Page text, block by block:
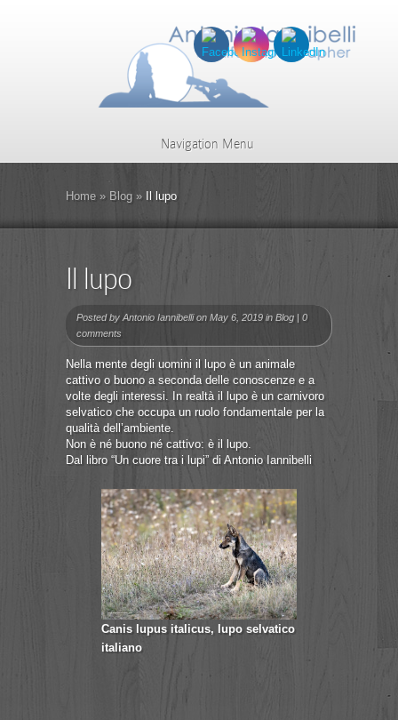
Navigation Menu
Home » Blog » Il lupo
Il lupo
Posted by Antonio Iannibellion May 6, 2019 in Blog | 0
comments
Nella mente degli uomini il lupo è un animale
cattivo o buono a seconda delle conoscenze e a
volte degli interessi. In realtà il lupo è un carnivoro
selvatico che occupa un ruolo fondamentale per la
qualità dell’ambiente.
Non è né buono né cattivo: è il lupo.
Dal libro “Un cuore tra i lupi” di Antonio Iannibelli
Canis lupus italicus, lupo selvatico
italiano